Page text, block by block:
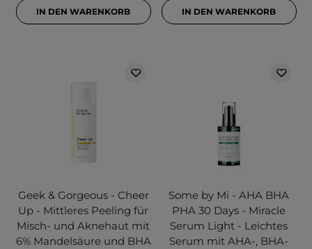
IN DEN WARENKORB IN DEN WARENKORB
Geek & Gorgeous - Cheer
Up - Mittleres Peeling für
Misch- und Aknehaut mit
6% Mandelsäure und BHA
Some by Mi - AHA BHA
PHA 30 Days - Miracle
Serum Light - Leichtes
Serum mit AHA-, BHA-